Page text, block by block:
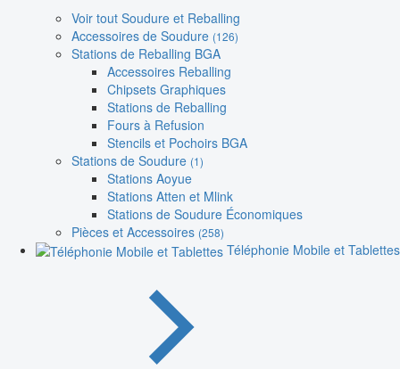
Voir tout Soudure et Reballing
Accessoires de Soudure (126)
Stations de Reballing BGA
Accessoires Reballing
Chipsets Graphiques
Stations de Reballing
Fours à Refusion
Stencils et Pochoirs BGA
Stations de Soudure (1)
Stations Aoyue
Stations Atten et Mlink
Stations de Soudure Économiques
Pièces et Accessoires (258)
Téléphonie Mobile et Tablettes